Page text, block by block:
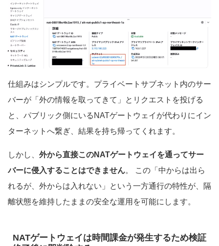
仕組みはシンプルです。プライベートサブネット内のサー
バーが「外の情報を取ってきて」とリクエストを投げる
と、パブリック側にいるNATゲートウェイが代わりにイン
ターネットへ繋ぎ、結果を持ち帰ってくれます。
しかし、 外から直接このNATゲートウェイを通ってサー
バーに侵入することはできません。 この「中からは出ら
れるが、外からは入れない」という一方通行の特性が、隔
離状態を維持したままの安全な運用を可能にします。
NATゲートウェイは時間課金が発生するため検証